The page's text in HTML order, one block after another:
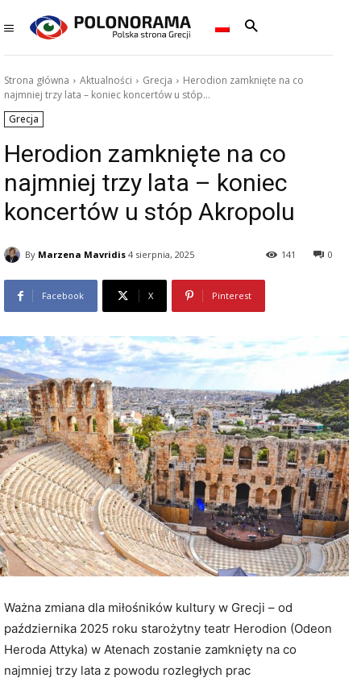
Strona główna Aktualności Grecja
Herodion zamknięte na co
najmniej trzy lata – koniec koncertów u stóp...
Grecja
Herodion zamknięte na co
najmniej trzy lata – koniec
koncertów u stóp Akropolu
By Marzena Mavridis 4 sierpnia, 2025 0
141
Facebook X Pinterest
Ważna zmiana dla miłośników kultury w Grecji – od
października 2025 roku starożytny teatr Herodion (Odeon
Heroda Attyka) w Atenach zostanie zamknięty na co
najmniej trzy lata z powodu rozległych prac